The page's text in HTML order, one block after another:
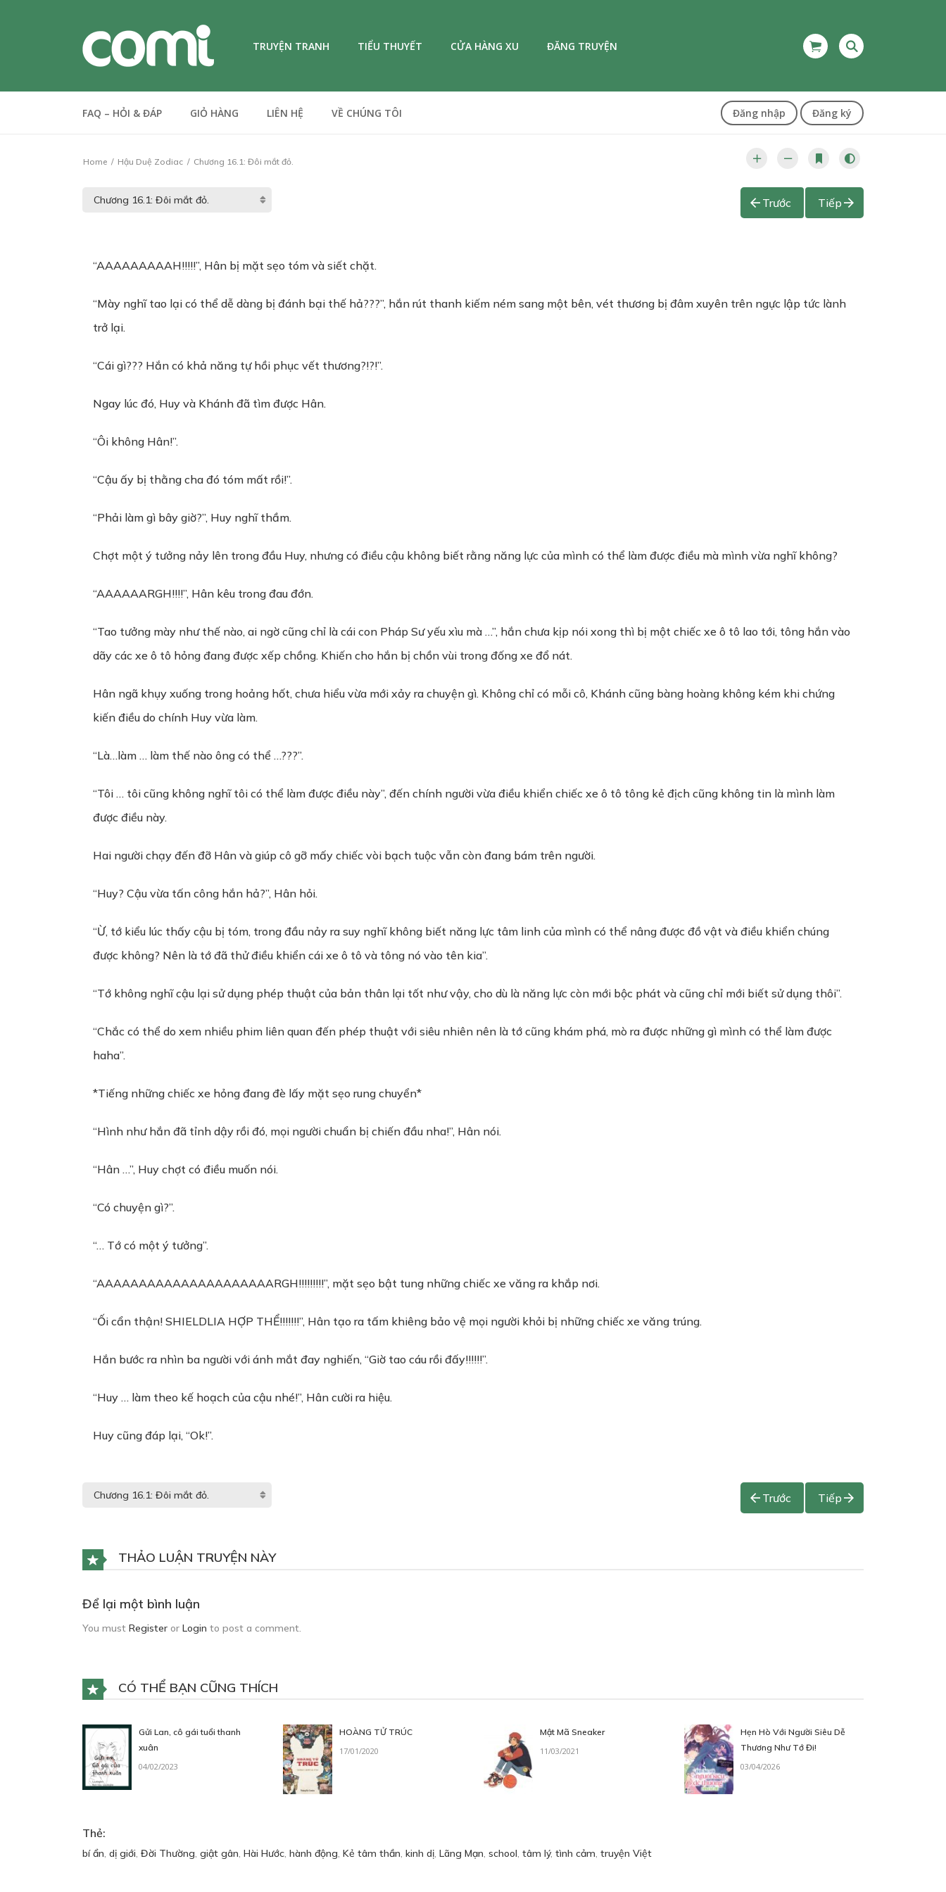
TRUYỆN TRANH TIỂU THUYẾT CỬA HÀNG XU ĐĂNG TRUYỆN
FAQ – HỎI & ĐÁP GIỎ HÀNG LIÊN HỆ VỀ CHÚNG TÔI Đăng nhập Đăng ký
Home Hậu Duệ Zodiac Chương 16.1: Đôi mắt đỏ.
Trước Tiếp
“AAAAAAAAAH!!!!!”, Hân bị mặt sẹo tóm và siết chặt.
“Mày nghĩ tao lại có thể dễ dàng bị đánh bại thế hả???”, hắn rút thanh kiếm ném sang một bên, vét thương bị đâm xuyên trên ngực lập tức lành
trở lại.
“Cái gì??? Hắn có khả năng tự hồi phục vết thương?!?!”.
Ngay lúc đó, Huy và Khánh đã tìm được Hân.
“Ôi không Hân!”.
“Cậu ấy bị thằng cha đó tóm mất rồi!”.
“Phải làm gì bây giờ?”, Huy nghĩ thầm.
Chợt một ý tưởng nảy lên trong đầu Huy, nhưng có điều cậu không biết rằng năng lực của mình có thể làm được điều mà mình vừa nghĩ không?
“AAAAAARGH!!!!”, Hân kêu trong đau đớn.
“Tao tưởng mày như thế nào, ai ngờ cũng chỉ là cái con Pháp Sư yếu xìu mà …”, hắn chưa kịp nói xong thì bị một chiếc xe ô tô lao tới, tông hắn vào
dãy các xe ô tô hỏng đang được xếp chồng. Khiến cho hắn bị chồn vùi trong đống xe đổ nát.
Hân ngã khụy xuống trong hoảng hốt, chưa hiểu vừa mới xảy ra chuyện gì. Không chỉ có mỗi cô, Khánh cũng bàng hoàng không kém khi chứng
kiến điều do chính Huy vừa làm.
“Là…làm … làm thế nào ông có thể …???”.
“Tôi … tôi cũng không nghĩ tôi có thể làm được điều này”, đến chính người vừa điều khiển chiếc xe ô tô tông kẻ địch cũng không tin là mình làm
được điều này.
Hai người chạy đến đỡ Hân và giúp cô gỡ mấy chiếc vòi bạch tuộc vẫn còn đang bám trên người.
“Huy? Cậu vừa tấn công hắn hả?”, Hân hỏi.
“Ừ, tớ kiểu lúc thấy cậu bị tóm, trong đầu nảy ra suy nghĩ không biết năng lực tâm linh của mình có thể nâng được đồ vật và điều khiển chúng
được không? Nên là tớ đã thử điều khiển cái xe ô tô và tông nó vào tên kia”.
“Tớ không nghĩ cậu lại sử dụng phép thuật của bản thân lại tốt như vậy, cho dù là năng lực còn mới bộc phát và cũng chỉ mới biết sử dụng thôi”.
“Chắc có thể do xem nhiều phim liên quan đến phép thuật với siêu nhiên nên là tớ cũng khám phá, mò ra được những gì mình có thể làm được
haha”.
*Tiếng những chiếc xe hỏng đang đè lấy mặt sẹo rung chuyển*
“Hình như hắn đã tỉnh dậy rồi đó, mọi người chuẩn bị chiến đầu nha!”, Hân nói.
“Hân …”, Huy chợt có điều muốn nói.
“Có chuyện gì?”.
“… Tớ có một ý tưởng”.
“AAAAAAAAAAAAAAAAAAAAARGH!!!!!!!!!”, mặt sẹo bật tung những chiếc xe văng ra khắp nơi.
“Ối cẩn thận! SHIELDLIA HỢP THỂ!!!!!!!”, Hân tạo ra tấm khiêng bảo vệ mọi người khỏi bị những chiếc xe văng trúng.
Hắn bước ra nhìn ba người với ánh mắt đay nghiến, “Giờ tao cáu rồi đấy!!!!!!”.
“Huy … làm theo kế hoạch của cậu nhé!”, Hân cười ra hiệu.
Huy cũng đáp lại, “Ok!”.
Trước Tiếp
THẢO LUẬN TRUYỆN NÀY
Để lại một bình luận
You must Register or Login to post a comment.
CÓ THỂ BẠN CŨNG THÍCH
Gửi Lan, cô gái tuổi thanh
xuân
04/02/2023
HOÀNG TỬ TRÚC
17/01/2020
Mật Mã Sneaker
11/03/2021
Hẹn Hò Với Người Siêu Dễ
Thương Như Tớ Đi!
03/04/2026
Thẻ:
bí ẩn, dị giới, Đời Thường, giật gân, Hài Hước, hành động, Kẻ tâm thần, kinh dị, Lãng Mạn, school, tâm lý, tình cảm, truyện Việt